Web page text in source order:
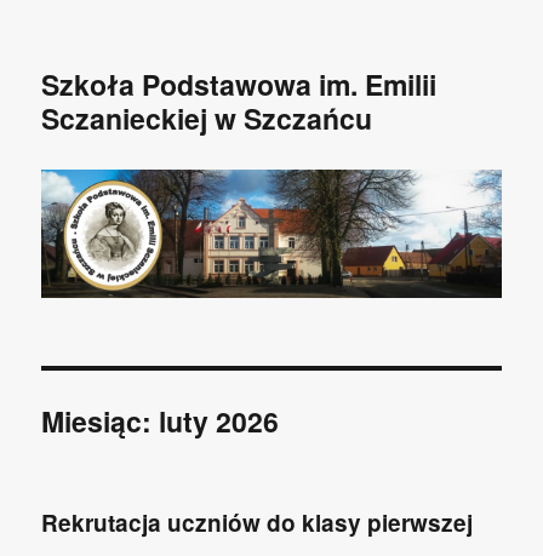
Szkoła Podstawowa im. Emilii
Sczanieckiej w Szczańcu
Miesiąc: luty 2026
Rekrutacja uczniów do klasy pierwszej